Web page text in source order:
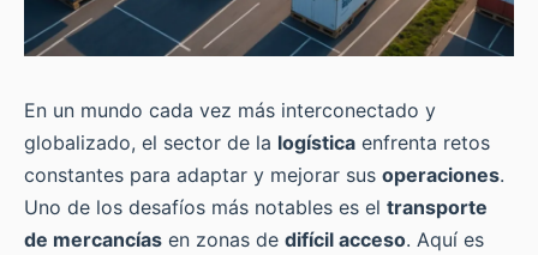
En un mundo cada vez más interconectado y
globalizado, el sector de la logística enfrenta retos
constantes para adaptar y mejorar sus operaciones.
Uno de los desafíos más notables es el transporte
de mercancías en zonas de difícil acceso. Aquí es